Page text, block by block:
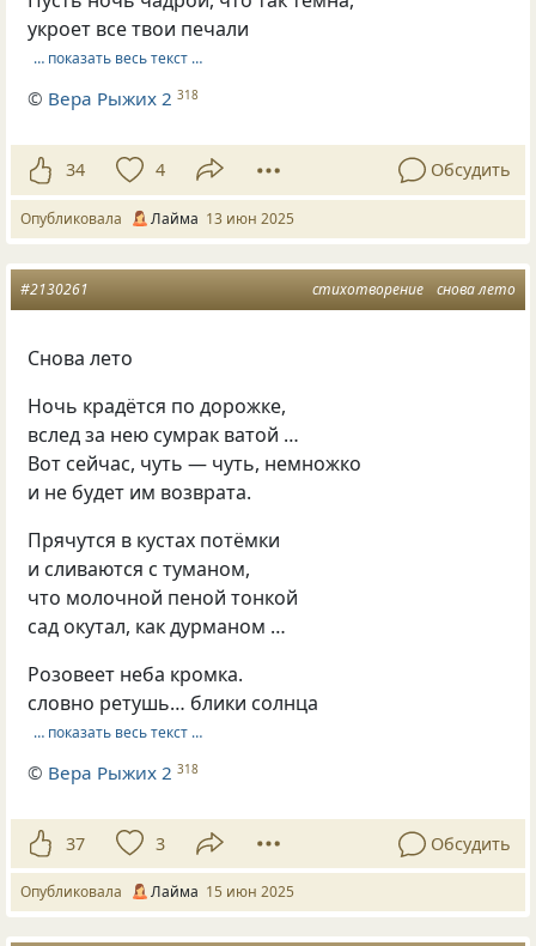
укроет все твои печали
… показать весь текст …
© Вера Рыжих 2 318
34 4 Обсудить
Опубликовала Лайма 13 июн 2025
стихотворение снова лето
#2130261
Снова лето
Ночь крадётся по дорожке,
вслед за нею сумрак ватой …
Вот сейчас, чуть — чуть, немножко
и не будет им возврата.
Прячутся в кустах потёмки
и сливаются с туманом,
что молочной пеной тонкой
сад окутал, как дурманом …
Розовеет неба кромка.
словно ретушь… блики солнца
… показать весь текст …
© Вера Рыжих 2 318
37 3 Обсудить
Опубликовала Лайма 15 июн 2025